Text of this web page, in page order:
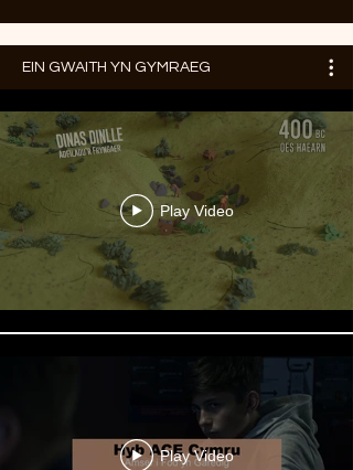
EIN GWAITH YN GYMRAEG
Play Video
Play Video